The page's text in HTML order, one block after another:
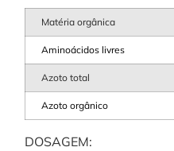
Matéria orgânica
Aminoácidos livres
Azoto total
Azoto orgânico
DOSAGEM: